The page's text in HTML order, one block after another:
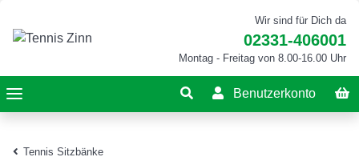
Wir sind für Dich da
02331-406001
Montag - Freitag von 8.00-16.00 Uhr
Benutzerkonto
Tennis Sitzbänke